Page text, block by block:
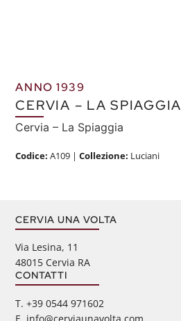
ANNO 1939
CERVIA – LA SPIAGGIA
Cervia – La Spiaggia
Codice:A109 |Collezione: Luciani
CERVIA UNA VOLTA
Via Lesina, 11
48015 Cervia RA
CONTATTI
‭T. +39 0544 971602
E. info@cerviaunavolta.com